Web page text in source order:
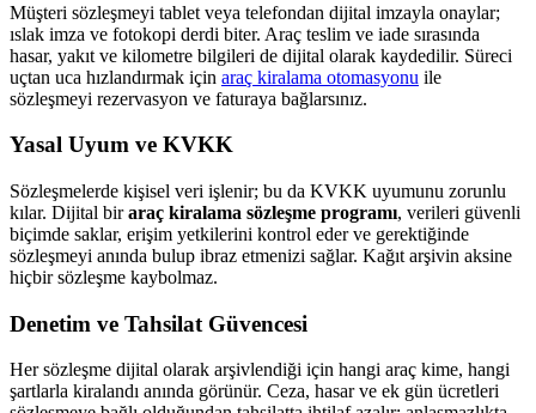
Müşteri sözleşmeyi tablet veya telefondan dijital imzayla onaylar;
ıslak imza ve fotokopi derdi biter. Araç teslim ve iade sırasında
hasar, yakıt ve kilometre bilgileri de dijital olarak kaydedilir. Süreci
uçtan uca hızlandırmak için araç kiralama otomasyonu ile
sözleşmeyi rezervasyon ve faturaya bağlarsınız.
Yasal Uyum ve KVKK
Sözleşmelerde kişisel veri işlenir; bu da KVKK uyumunu zorunlu
kılar. Dijital biraraç kiralama sözleşme programı, verileri güvenli
biçimde saklar, erişim yetkilerini kontrol eder ve gerektiğinde
sözleşmeyi anında bulup ibraz etmenizi sağlar. Kağıt arşivin aksine
hiçbir sözleşme kaybolmaz.
Denetim ve Tahsilat Güvencesi
Her sözleşme dijital olarak arşivlendiği için hangi araç kime, hangi
şartlarla kiralandı anında görünür. Ceza, hasar ve ek gün ücretleri